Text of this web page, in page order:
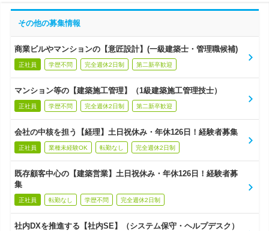
その他の募集情報
商業ビルやマンションの【意匠設計】(一級建築士・管理職候補)
正社員 学歴不問 完全週休2日制 第二新卒歓迎
マンション等の【建築施工管理】（1級建築施工管理技士）
正社員 学歴不問 完全週休2日制 第二新卒歓迎
会社の中核を担う【経理】土日祝休み・年休126日！経験者募集
正社員 業種未経験OK 転勤なし 完全週休2日制
既存顧客中心の【建築営業】土日祝休み・年休126日！経験者募
集
正社員 転勤なし 学歴不問 完全週休2日制
社内DXを推進する【社内SE】（システム保守・ヘルプデスク）